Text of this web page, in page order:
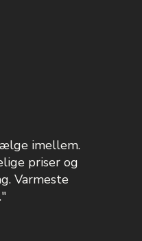
imellem.
priser og
Varmeste